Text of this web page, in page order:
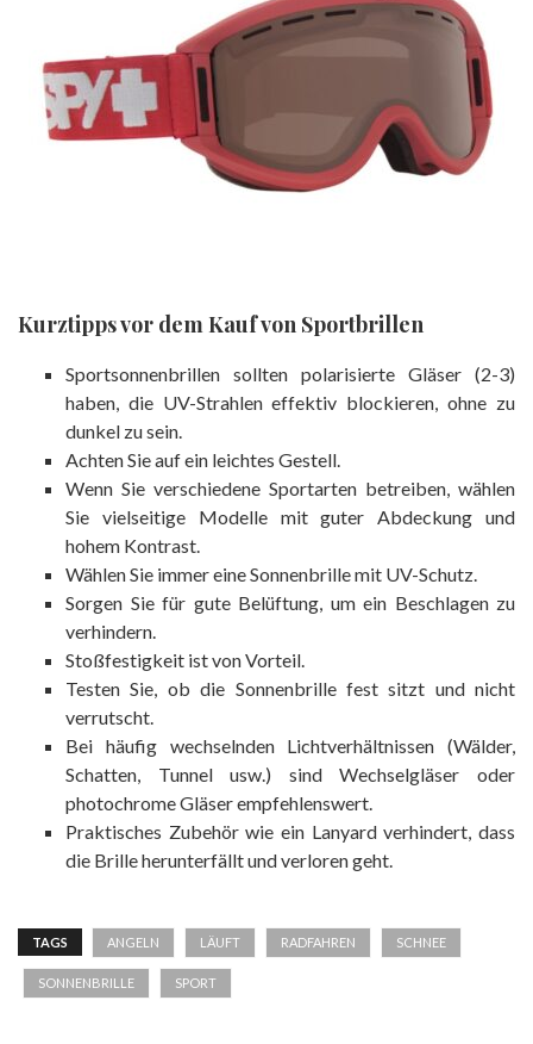
Kurztipps vor dem Kauf von Sportbrillen
Sportsonnenbrillen sollten polarisierte Gläser (2-3)
haben, die UV-Strahlen effektiv blockieren, ohne zu
dunkel zu sein.
Achten Sie auf ein leichtes Gestell.
Wenn Sie verschiedene Sportarten betreiben, wählen
Sie vielseitige Modelle mit guter Abdeckung und
hohem Kontrast.
Wählen Sie immer eine Sonnenbrille mit UV-Schutz.
Sorgen Sie für gute Belüftung, um ein Beschlagen zu
verhindern.
Stoßfestigkeit ist von Vorteil.
Testen Sie, ob die Sonnenbrille fest sitzt und nicht
verrutscht.
Bei häufig wechselnden Lichtverhältnissen (Wälder,
Schatten, Tunnel usw.) sind Wechselgläser oder
photochrome Gläser empfehlenswert.
Praktisches Zubehör wie ein Lanyard verhindert, dass
die Brille herunterfällt und verloren geht.
TAGS ANGELN LÄUFT RADFAHREN SCHNEE
SONNENBRILLE SPORT